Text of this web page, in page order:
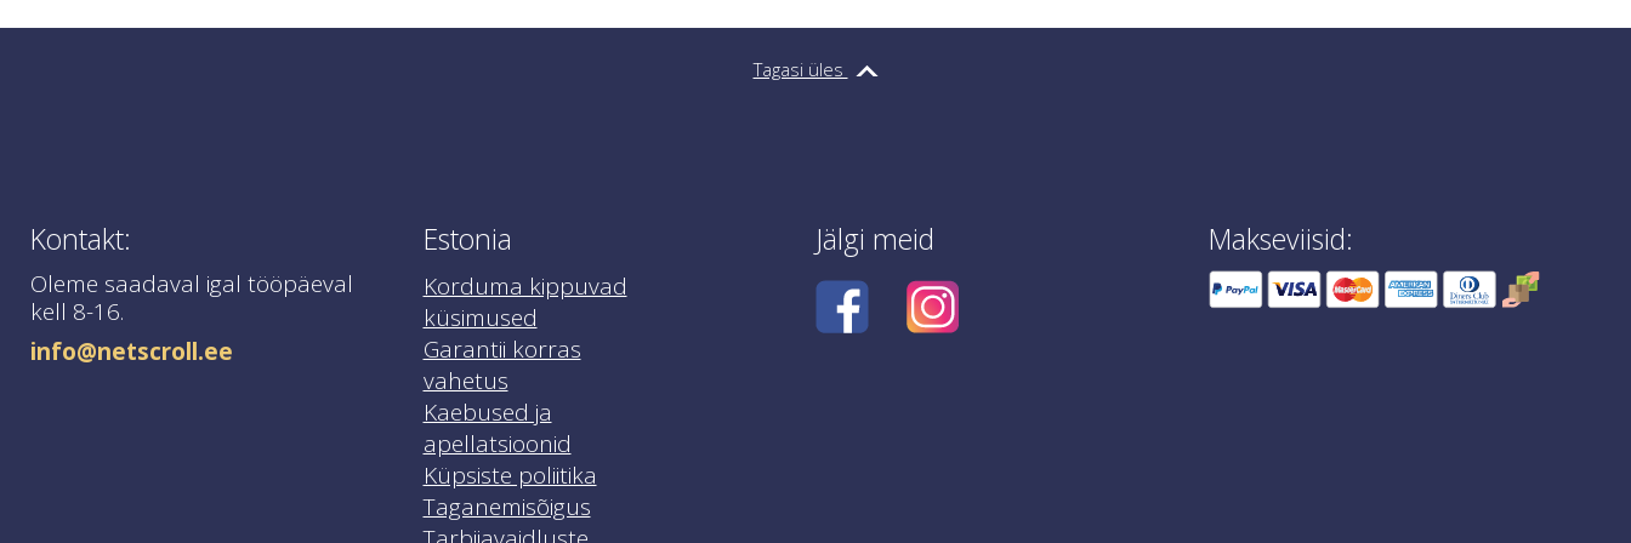
Tagasi üles
Kontakt:
Oleme saadaval igal tööpäeval
kell 8-16.
info@netscroll.ee
Estonia
Korduma kippuvad
küsimused
Garantii korras
vahetus
Kaebused ja
apellatsioonid
Küpsiste poliitika
Taganemisõigus
Jälgi meid Makseviisid: